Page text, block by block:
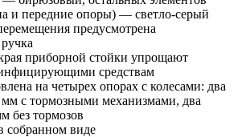
и передние опоры) — светло-серый
предусмотрена
приборной стойки упрощают
средствам
на четырех опорах с колесами: два
с тормозными механизмами, два
без тормозов
собранном виде